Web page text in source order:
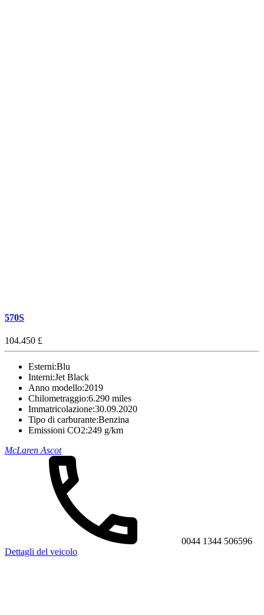
570S
104.450 £
Esterni:Blu
Interni:Jet Black
Anno modello:2019
Chilometraggio:6.290 miles
Immatricolazione:30.09.2020
Tipo di carburante:Benzina
Emissioni CO2:249 g/km
McLaren Ascot
0044 1344 506596
Dettagli del veicolo